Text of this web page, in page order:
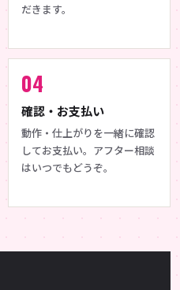
だきます。
確認・お支払い
動作・仕上がりを一緒に確認
してお支払い。アフター相談
はいつでもどうぞ。